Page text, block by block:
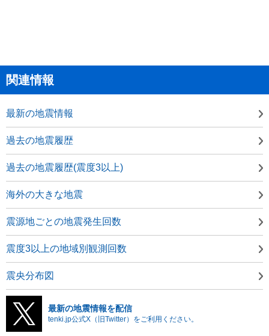
関連情報
最新の地震情報
過去の地震履歴
過去の地震履歴(震度3以上)
海外の大きな地震
震源地ごとの地震発生回数
震度3以上の地域別観測回数
震央分布図
最新の地震情報を配信
tenki.jp公式X（旧Twitter）をご利用ください。